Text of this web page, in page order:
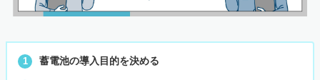
蓄電池の導入目的を決める